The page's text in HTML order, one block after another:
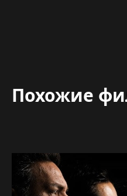
Похожие